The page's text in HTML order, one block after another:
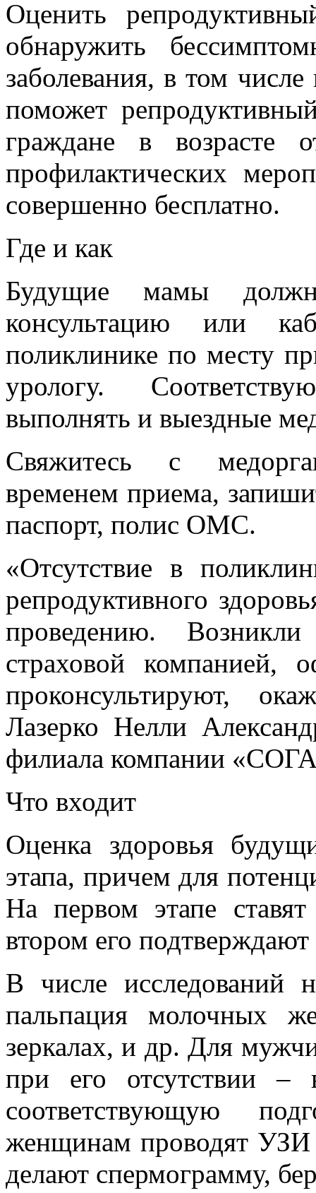
Оценить
обнаружить
заболевания, в том
поможет
граждане в
профилактических
совершенно бесплатно.
Где и как
Будущие мамы
консультацию или
поликлинике по месту
урологу.
выполнять и выездные
Свяжитесь с
временем приема,
паспорт, полис ОМС.
«Отсутствие в
репродуктивного
проведению.
страховой
проконсультируют,
Лазерко Нелли
филиала компании
Что входит
Оценка здоровья
этапа, причем для
На первом этапе
втором его
В числе исследований
пальпация молочных
зеркалах, и др. Для
при его отсутствии –
соответствующую
женщинам проводят УЗИ
делают спермограмму,